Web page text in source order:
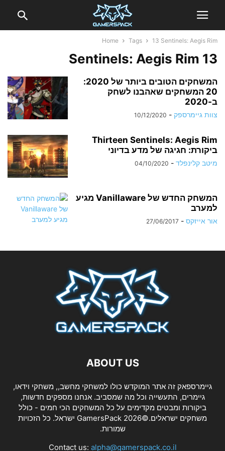
Home Tags 13 Sentinels: Aegis Rim
13 Sentinels: Aegis Rim
המשחקים הטובים ביותר של 2020:
20 המשחקים שאהבנו לשחק
ב-2020
צוות גיימרספק -
10/12/2020
Thirteen Sentinels: Aegis Rim
ביקורת: חגיגה של מדע בדיוני
מיטב קלינפלד -
04/10/2020
המשחק החדש של Vanillaware מגיע
למערב
אור אייזקס -
27/06/2017
ABOUT US
גיימרספאק זה אתר המוקדש כולו למשחקי מחשב,, משחקי וידאו,
גיימרים, התעשייה וכל מה שמסביב. אנחנו מספקים חדשות,
ביקורות ומבטים מקדימים על כל המשחקים הכי חמים - כולל
משחקים ישראלים.©2026 GamersPack ישראל. כל הזכויות
שמורות.
Contact us: alpha@gamerspack.co.il